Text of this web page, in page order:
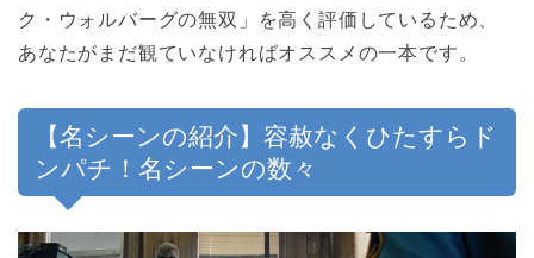
ク・ウォルバーグの無双」を高く評価しているため、
あなたがまだ観ていなければオススメの一本です。
【名シーンの紹介】容赦なくひたすらド
ンパチ！名シーンの数々